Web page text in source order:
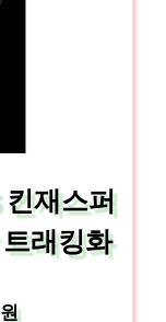
킨재스퍼
래킹화